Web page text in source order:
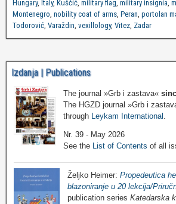
Hungary, Italy, Kuščić, military flag, military insignia,
Montenegro, nobility coat of arms, Peran, portolan
Todorović, Varaždin, vexillology, Vitez, Zadar
Izdanja | Publications
The journal »Grb i zastava«
The HGZD journal »Grb i
through
Leykam International
Nr. 39 - May 2026
See the
List of Contents of all
Željko Heimer: Propedeutica
blazoniranje u 20 lekcija/
publication series Katedarska